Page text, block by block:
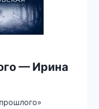
— Ирина